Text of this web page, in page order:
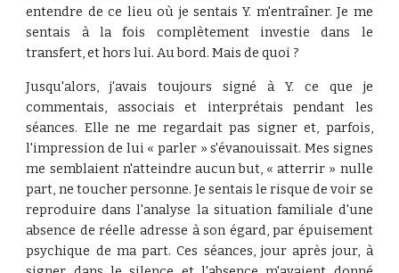
entendre de ce lieu où je sentais Y. m'entraîner. Je me
sentais à la fois complètement investie dans le
transfert, et hors lui. Au bord. Mais de quoi ?
Jusqu'alors, j'avais toujours signé à Y. ce que je
commentais, associais et interprétais pendant les
séances. Elle ne me regardait pas signer et, parfois,
l'impression de lui « parler » s'évanouissait. Mes signes
me semblaient n'atteindre aucun but, « atterrir » nulle
part, ne toucher personne. Je sentais le risque de voir se
reproduire dans l'analyse la situation familiale d'une
absence de réelle adresse à son égard, par épuisement
psychique de ma part. Ces séances, jour après jour, à